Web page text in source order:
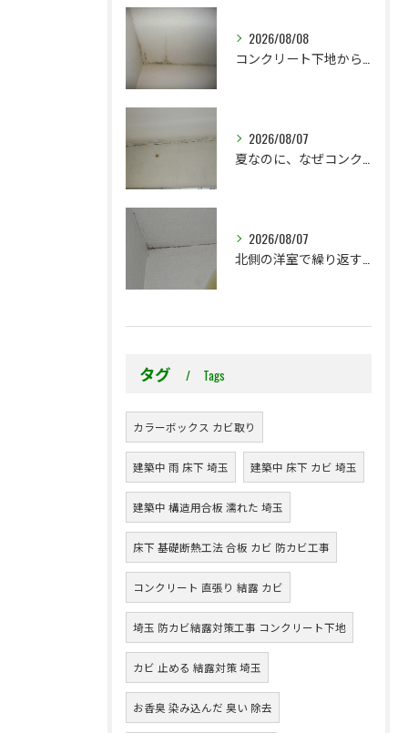
2026/08/08
2026/08/07
2026/08/07
タグ Tags
カラーボックス カビ取り
建築中 雨 床下 埼玉 建築中 床下 カビ 埼玉
建築中 構造用合板 濡れた 埼玉
床下 基礎断熱工法 合板 カビ 防カビ工事
コンクリート 直張り 結露 カビ
埼玉 防カビ結露対策工事 コンクリート下地
カビ 止める 結露対策 埼玉
お香臭 染み込んだ 臭い 除去